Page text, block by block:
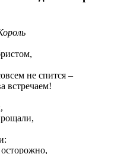
не спится –
встречаем!